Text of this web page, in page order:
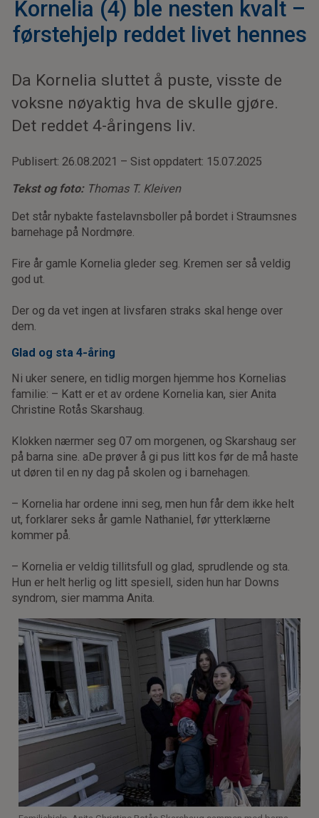
Kornelia (4) ble nesten kvalt –
førstehjelp reddet livet hennes
Da Kornelia sluttet å puste, visste de
voksne nøyaktig hva de skulle gjøre.
Det reddet 4-åringens liv.
Publisert: 26.08.2021 – Sist oppdatert: 15.07.2025
Tekst og foto: Thomas T. Kleiven
Det står nybakte fastelavnsboller på bordet i Straumsnes
barnehage på Nordmøre.
Fire år gamle Kornelia gleder seg. Kremen ser så veldig
god ut.
Der og da vet ingen at livsfaren straks skal henge over
dem.
Glad og sta 4-åring
Ni uker senere, en tidlig morgen hjemme hos Kornelias
familie: – Katt er et av ordene Kornelia kan, sier Anita
Christine Rotås Skarshaug.
Klokken nærmer seg 07 om morgenen, og Skarshaug ser
på barna sine. aDe prøver å gi pus litt kos før de må haste
ut døren til en ny dag på skolen og i barnehagen.
– Kornelia har ordene inni seg, men hun får dem ikke helt
ut, forklarer seks år gamle Nathaniel, før ytterklærne
kommer på.
– Kornelia er veldig tillitsfull og glad, sprudlende og sta.
Hun er helt herlig og litt spesiell, siden hun har Downs
syndrom, sier mamma Anita.